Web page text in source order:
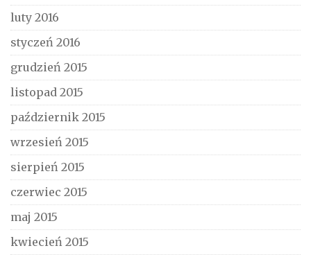
luty 2016
styczeń 2016
grudzień 2015
listopad 2015
październik 2015
wrzesień 2015
sierpień 2015
czerwiec 2015
maj 2015
kwiecień 2015